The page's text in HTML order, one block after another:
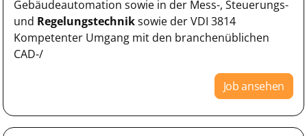
Gebäudeautomation sowie in der Mess-, Steuerungs-
und Regelungstechniksowie der VDI 3814
Kompetenter Umgang mit den branchenüblichen
CAD-/
Job ansehen